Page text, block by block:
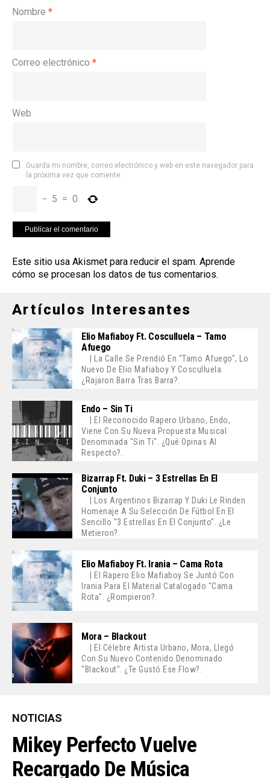
Nombre *
Correo electrónico *
Web
Guarda mi nombre, correo electrónico y web en este navegador para
la próxima vez que comente.
− 5 = 0
Este sitio usa Akismet para reducir el spam. Aprende
cómo se procesan los datos de tus comentarios.
Artículos Interesantes
Elio Mafiaboy Ft. Cosculluela – Tamo
Afuego
| La Calle Se Prendió En "Tamo Afuego", Lo
Nuevo De Elio Mafiaboy Y Cosculluela.
¿Rajaron Barra Tras Barra?.
Endo – Sin Ti
| El Reconocido Rapero Urbano, Endo,
Viene Con Su Nueva Propuesta Musical
Denominada "Sin Ti". ¿Qué Opinas Al
Respecto?.
Bizarrap Ft. Duki – 3 Estrellas En El
Conjunto
| Los Argentinos Bizarrap Y Duki Le Rinden
Homenaje A Su Selección De Fútbol En El
Sencillo "3 Estrellas En El Conjunto". ¿Le
Metieron?.
Elio Mafiaboy Ft. Irania – Cama Rota
| El Rapero Elio Mafiaboy Se Juntó Con
Irania Para El Material Catalogado "Cama
Rota". ¿Rompieron?.
Mora – Blackout
| El Célebre Artista Urbano, Mora, Llegó
Con Su Nuevo Contenido Denominado
"Blackout". ¿Te Gustó Ese Flow?.
NOTICIAS
Mikey Perfecto Vuelve
Recargado De Música